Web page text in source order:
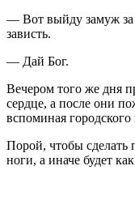
— Вот выйду замуж
зависть.
— Дай Бог.
Вечером того же дня
сердце, а после они
вспоминая
Порой, чтобы сделать
ноги, а иначе будет